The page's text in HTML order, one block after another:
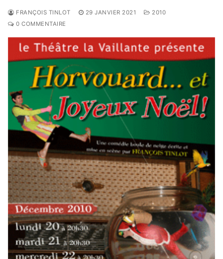
FRANÇOIS TINLOT 29 JANVIER 2021
2010
0 COMMENTAIRE